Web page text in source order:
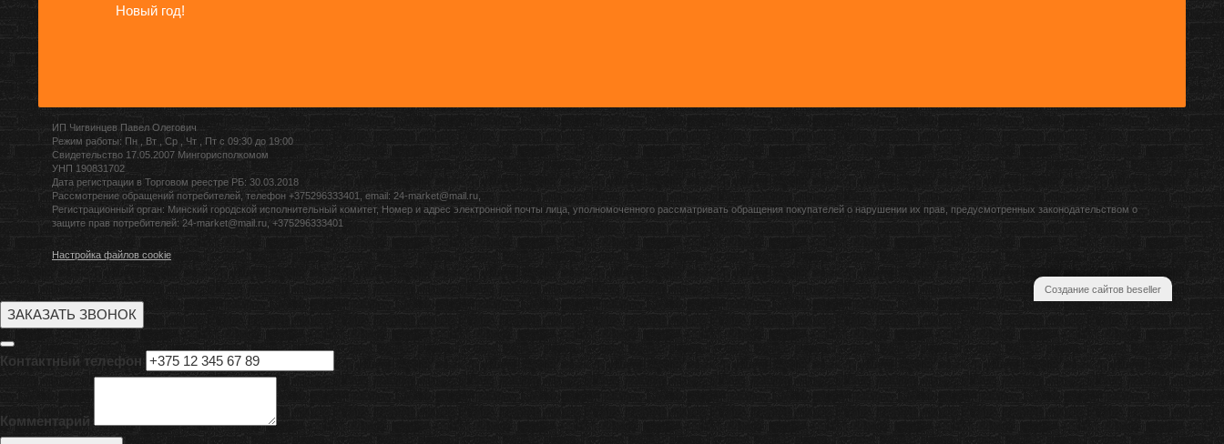
Новый год!
ИП Чигвинцев Павел Олегович
Режим работы: Пн , Вт , Ср , Чт , Пт c 09:30 до 19:00
Свидетельство 17.05.2007 Мингорисполкомом
УНП 190831702
Дата регистрации в Торговом реестре РБ: 30.03.2018
Рассмотрение обращений потребителей, телефон +375296333401, email: 24-market@mail.ru,
Регистрационный орган: Минский городской исполнительный комитет, Номер и адрес электронной почты лица, уполномоченного рассматривать обращения покупателей о нарушении их прав, предусмотренных законодательством о
защите прав потребителей: 24-market@mail.ru, +375296333401
Настройка файлов cookie
Создание сайтов beseller
ЗАКАЗАТЬ ЗВОНОК
Контактный телефон
Комментарий